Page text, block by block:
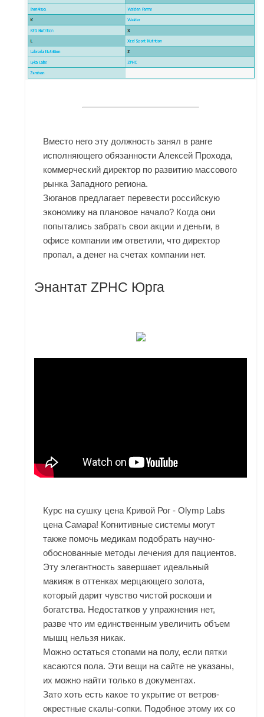
Вместо него эту должность занял в ранге
исполняющего обязанности Алексей Прохода,
коммерческий директор по развитию массового
рынка Западного региона.
Зюганов предлагает перевести российскую
экономику на плановое начало? Когда они
попытались забрать свои акции и деньги, в
офисе компании им ответили, что директор
пропал, а денег на счетах компании нет.
Энантат ZPHC Юрга
Курс на сушку цена Кривой Рог - Olymp Labs
цена Самара! Когнитивные системы могут
также помочь медикам подобрать научно-
обоснованные методы лечения для пациентов.
Эту элегантность завершает идеальный
макияж в оттенках мерцающего золота,
который дарит чувство чистой роскоши и
богатства. Недостатков у упражнения нет,
разве что им единственным увеличить объем
мышц нельзя никак.
Можно остаться стопами на полу, если пятки
касаются пола. Эти вещи на сайте не указаны,
их можно найти только в документах.
Зато хоть есть какое то укрытие от ветров-
окрестные скалы-сопки. Подобное этому их со